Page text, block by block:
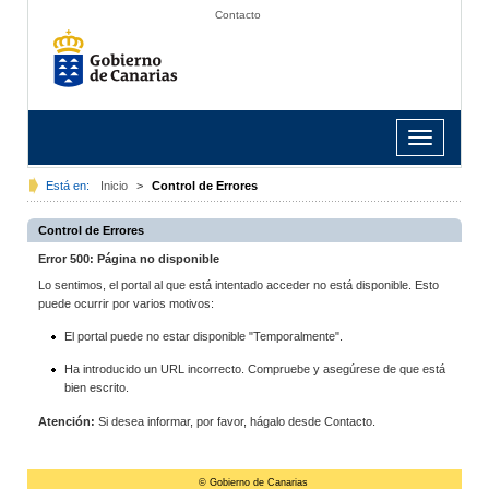
Contacto
Toggle
navigation
Está en: Inicio > Control de Errores
Control de Errores
Error 500: Página no disponible
Lo sentimos, el portal al que está intentado acceder no está disponible. Esto
puede ocurrir por varios motivos:
El portal puede no estar disponible "Temporalmente".
Ha introducido un URL incorrecto. Compruebe y asegúrese de que está
bien escrito.
Atención: Si desea informar, por favor, hágalo desde Contacto.
© Gobierno de Canarias